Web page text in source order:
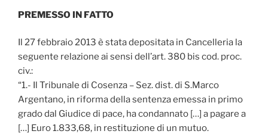
PREMESSO IN FATTO
Il 27 febbraio 2013 è stata depositata in Cancelleria la
seguente relazione ai sensi dell’art. 380 bis cod. proc.
civ.:
“1.- Il Tribunale di Cosenza – Sez. dist. di S.Marco
Argentano, in riforma della sentenza emessa in primo
grado dal Giudice di pace, ha condannato […] a pagare a
[…] Euro 1.833,68, in restituzione di un mutuo.